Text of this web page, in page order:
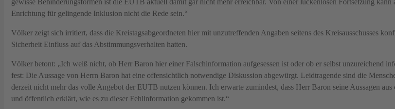
gewisse Behinderungsformen ist die EUTB aktuell damit gar nicht mehr erreichbar. Von einer lückenlosen Fortsetzung kann
Enrichtung für gelingende Inklusion nicht die Rede sein.“
Völker zeigt sich irritiert, dass die Kreistagsabgeordneten hier mit unzutreffenden Angaben seitens des Kreisausschusses
Sicherheit Einfluss auf das Abstimmungsverhalten hatten.
Völker betont: „Ich weiß nicht, ob Herr Baron hier einer Falschinformation aufgesessen ist oder ob er selbst unzureichend
fest: Die Aussage von Herrn Baron hat eine offensichtlich notwendige Diskussion abgewürgt. Leidtragende sind die
derzeit nicht mehr das volle Angebot der EUTB nutzen können. Ich erwarte zumindest, dass Herr Baron seine Aussagen
und öffentlich erklärt, wie es zu dieser Fehlinformation gekommen ist.“